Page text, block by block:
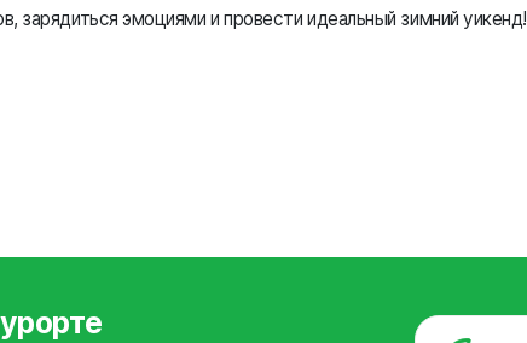
зарядиться эмоциями и провести идеальный зимний уикенд!